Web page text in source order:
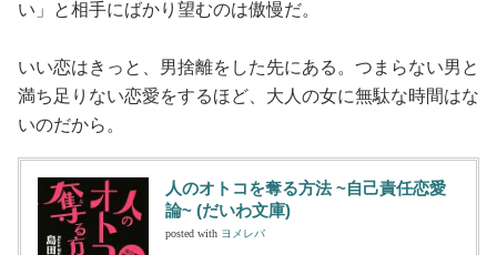
い」と相手にばかり望むのは傲慢だ。
いい恋はきっと、男捨離をした先にある。つまらない男と
満ち足りない恋愛をするほど、大人の女に無駄な時間はな
いのだから。
人のオトコを奪る方法 ~自己責任恋愛
論~ (だいわ文庫)
posted with ヨメレバ